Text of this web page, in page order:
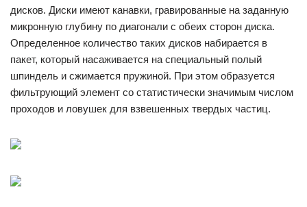
дисков. Диски имеют канавки, гравированные на заданную
микронную глубину по диагонали с обеих сторон диска.
Определенное количество таких дисков набирается в
пакет, который насаживается на специальный полый
шпиндель и сжимается пружиной. При этом образуется
фильтрующий элемент со статистически значимым числом
проходов и ловушек для взвешенных твердых частиц.